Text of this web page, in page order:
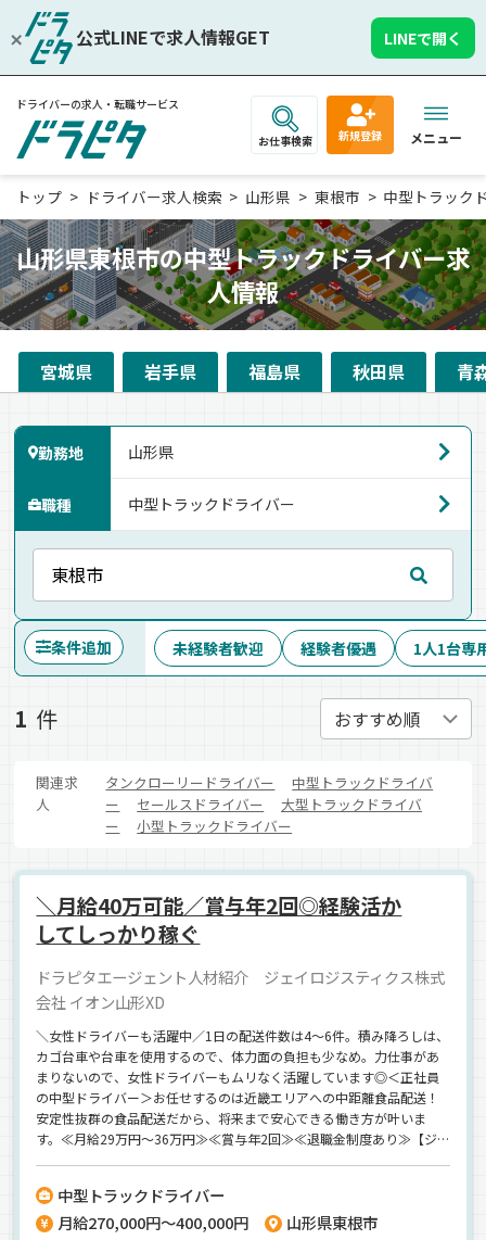
公式LINEで求人情報GET LINEで開く
ドライバーの求人・転職サービス
お仕事検索 新規登録 メニュー
トップ ドライバー求人検索 山形県 東根市 中型トラック
山形県東根市の中型トラックドライバー求
人情報
宮城県 岩手県 福島県 秋田県 青
勤務地
職種
条件追加 未経験者歓迎 経験者優遇 1人1台専
1 件
関連求
人
タンクローリードライバー
中型トラックドライバ
ー
セールスドライバー
大型トラックドライバ
ー
小型トラックドライバー
＼月給40万可能／賞与年2回◎経験活か
してしっかり稼ぐ
ドラピタエージェント人材紹介 ジェイロジスティクス株式
会社 イオン山形XD
＼女性ドライバーも活躍中／1日の配送件数は4～6件。積み降ろしは、
カゴ台車や台車を使用するので、体力面の負担も少なめ。力仕事があ
まりないので、女性ドライバーもムリなく活躍しています◎＜正社員
の中型ドライバー＞お任せするのは近畿エリアへの中距離食品配送！
安定性抜群の食品配送だから、将来まで安心できる働き方が叶いま
す。≪月給29万円～36万円≫≪賞与年2回≫≪退職金制度あり≫【ジ
中型トラックドライバー
月給270,000円～400,000円
山形県東根市